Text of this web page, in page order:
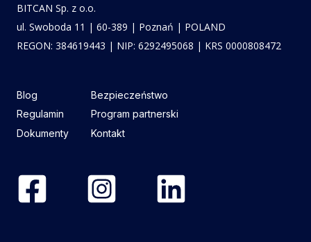
BITCAN Sp. z o.o.
ul. Swoboda 11 | 60-389 | Poznań | POLAND
REGON: 384619443 | NIP: 6292495068 | KRS 0000808472
Blog
Regulamin
Dokumenty
Bezpieczeństwo
Program partnerski
Kontakt